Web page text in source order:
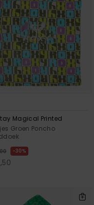
Magical Printed
Groen Poncho
30%